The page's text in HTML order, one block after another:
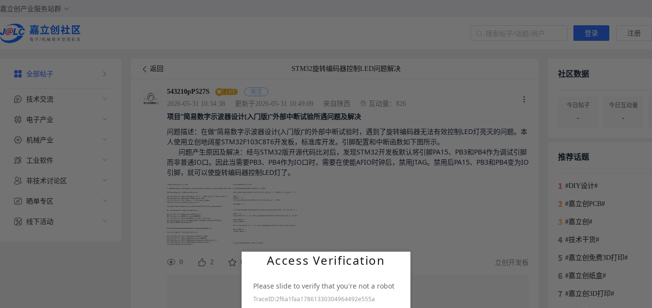
嘉立创产业服务站群
登录 注册
全部帖子
技术交流
电子产业
机械产业
工业软件
非技术讨论区
晒单专区
线下活动
返回 STM32旋转编码器控制LED问题解决
543210pP527S 关注
2026-05-31 10:34:38 更新于2026-05-31 10:49:09 来自陕西 互动量：826
项目“简易数字示波器设计(入门版)”外部中断试验所遇问题及解决
问题描述：在做“简易数字示波器设计(入门版)”的外部中断试验时，遇到了旋转编码器无法有效控制LED灯亮灭的问题。本
人使用立创地阔星STM32F103C8T6开发板，标准库开发。引脚配置和中断函数如下图所示。
而非普通IO口。因此当需要PB3、PB4作为IO口时，需要在使能AFIO时钟后，禁用JTAG。禁用后PA15、PB3和PB4变为IO
引脚，就可以使旋转编码器控制LED灯了。
0 2 0 转发 立创开发板
社区数据
今日帖子
-
今日互动量
-
-
推荐话题
#DIY设计#
#嘉立创PCB#
#嘉立创#
#技术干货#
#嘉立创免费3D打印#
#嘉立创纸盒#
#嘉立创3D打印#
Access Verification
Please slide to verify that you're not a robot
TraceID:2f6a1faa17861330304964492e555a